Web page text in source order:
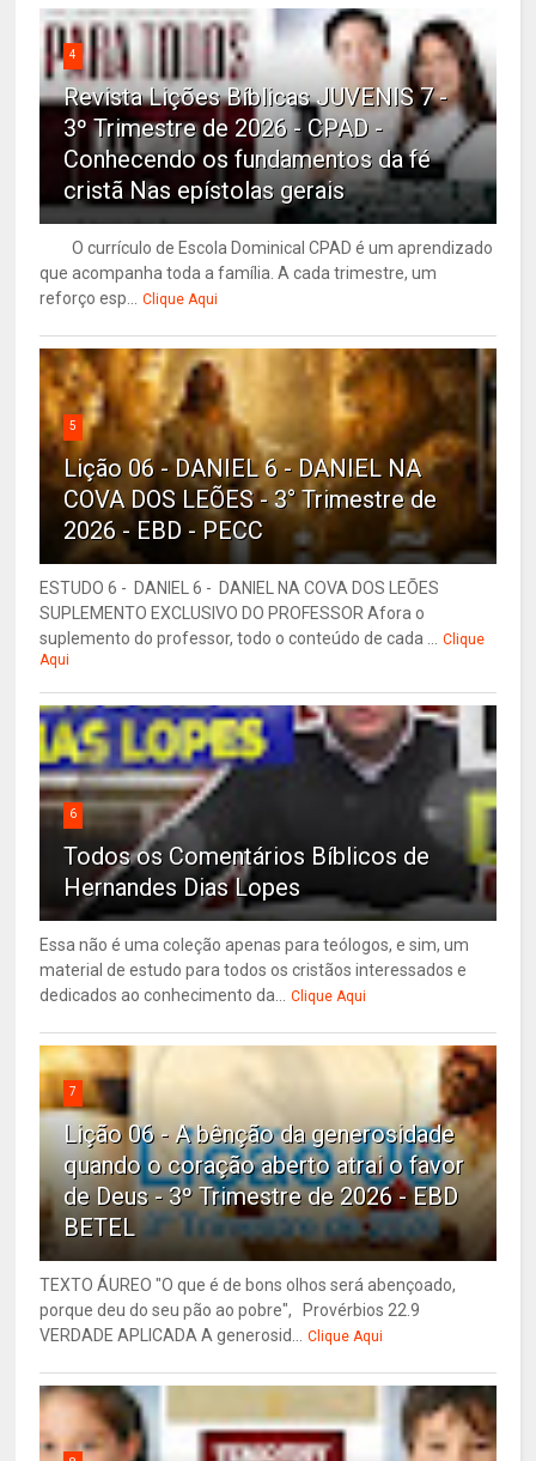
4
Revista Lições Bíblicas JUVENIS 7 -
3º Trimestre de 2026 - CPAD -
Conhecendo os fundamentos da fé
cristã Nas epístolas gerais
O currículo de Escola Dominical CPAD é um aprendizado
que acompanha toda a família. A cada trimestre, um
reforço esp... Clique Aqui
5
Lição 06 - DANIEL 6 - DANIEL NA
COVA DOS LEÕES - 3° Trimestre de
2026 - EBD - PECC
ESTUDO 6 - DANIEL 6 - DANIEL NA COVA DOS LEÕES
SUPLEMENTO EXCLUSIVO DO PROFESSOR Afora o
suplemento do professor, todo o conteúdo de cada ... Clique
Aqui
6
Todos os Comentários Bíblicos de
Hernandes Dias Lopes
Essa não é uma coleção apenas para teólogos, e sim, um
material de estudo para todos os cristãos interessados e
dedicados ao conhecimento da... Clique Aqui
7
Lição 06 - A bênção da generosidade
quando o coração aberto atrai o favor
de Deus - 3º Trimestre de 2026 - EBD
BETEL
TEXTO ÁUREO "O que é de bons olhos será abençoado,
porque deu do seu pão ao pobre", Provérbios 22.9
VERDADE APLICADA A generosid... Clique Aqui